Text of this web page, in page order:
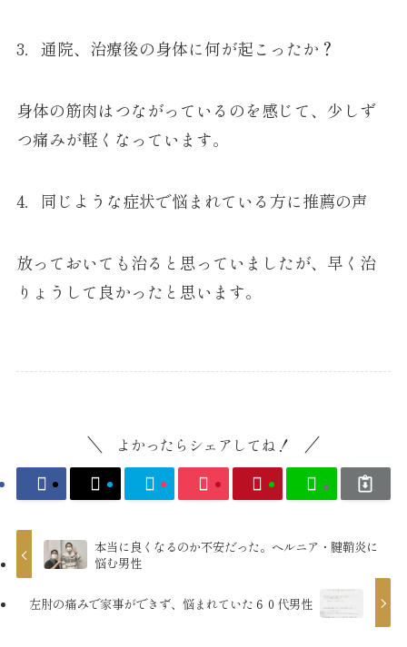
3．通院、治療後の身体に何が起こったか？
身体の筋肉はつながっているのを感じて、少しず
つ痛みが軽くなっています。
4．同じような症状で悩まれている方に推薦の声
放っておいても治ると思っていましたが、早く治
りょうして良かったと思います。
よかったらシェアしてね！
本当に良くなるのか不安だった。ヘルニア・腱鞘炎に
悩む男性
左肘の痛みで家事ができず、悩まれていた６０代男性